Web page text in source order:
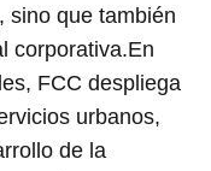
sino que también
corporativa.En
FCC despliega
urbanos,
de la